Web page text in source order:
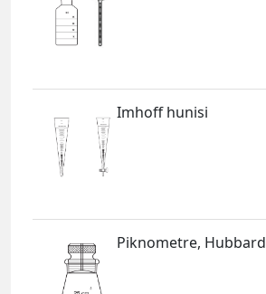
Imhoff hunisi
Piknometre, Hubbard